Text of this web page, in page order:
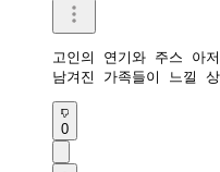
고인의 연기와 주스 아
남겨진 가족들이 느낄
0